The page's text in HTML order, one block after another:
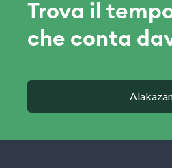
Trova il
che conta